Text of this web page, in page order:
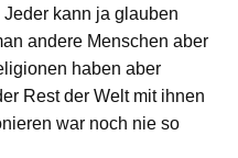
kann ja glauben
andere Menschen aber
haben aber
Rest der Welt mit ihnen
war noch nie so